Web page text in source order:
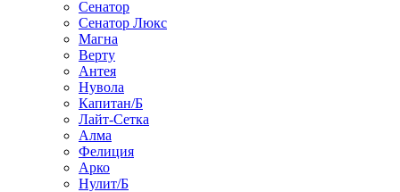
Сенатор
Сенатор Люкс
Магна
Верту
Антея
Нувола
Капитан/Б
Лайт-Сетка
Алма
Фелиция
Арко
Нулит/Б